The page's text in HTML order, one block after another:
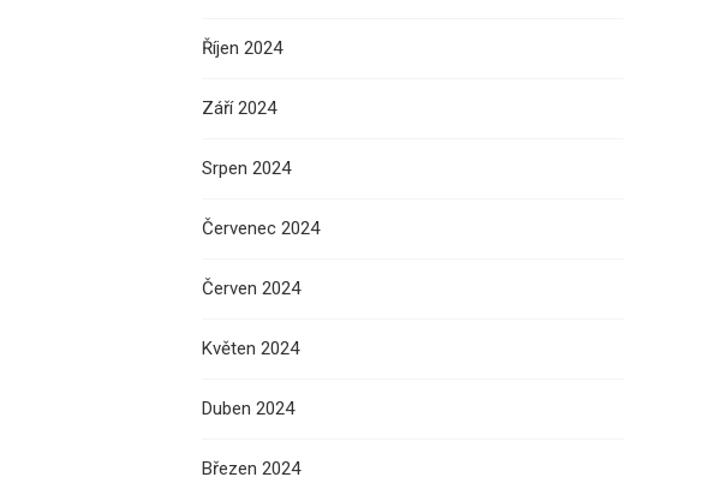
Říjen 2024
Září 2024
Srpen 2024
Červenec 2024
Červen 2024
Květen 2024
Duben 2024
Březen 2024